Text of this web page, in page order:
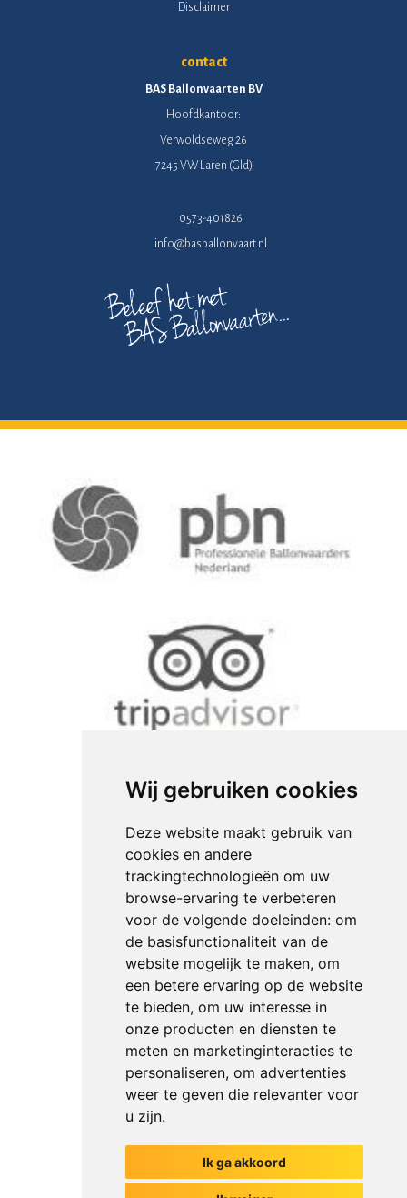
Wij gebruiken cookies
Deze website maakt gebruik van
cookies en andere
trackingtechnologieën om uw
browse-ervaring te verbeteren
voor de volgende doeleinden: om
de basisfunctionaliteit van de
website mogelijk te maken, om
een betere ervaring op de website
te bieden, om uw interesse in
onze producten en diensten te
meten en marketinginteracties te
personaliseren, om advertenties
weer te geven die relevanter voor
u zijn.
Ik ga akkoord
Disclaimer
contact
BAS Ballonvaarten BV
Hoofdkantoor:
Verwoldseweg 26
7245 VW Laren (Gld)
0573-401826
info@basballonvaart.nl
Het begin van jouw gesprek